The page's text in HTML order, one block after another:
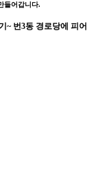
들어갑니다.
~ 번3동 경로당에 피어